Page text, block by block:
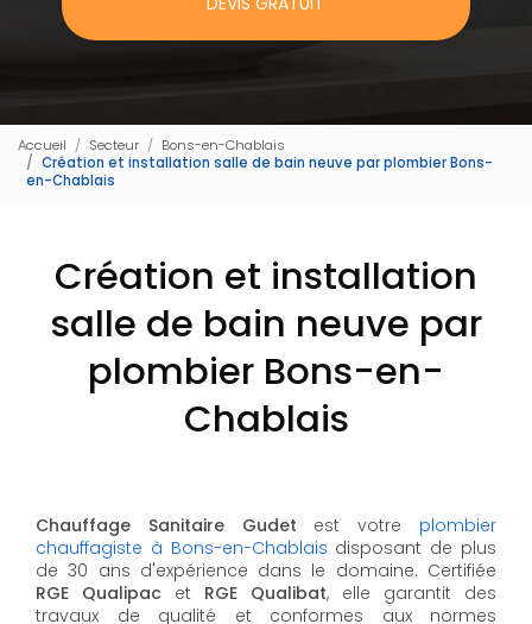
Accueil Secteur
Bons-en-Chablais
Création et installation salle de bain neuve par plombier Bons-
en-Chablais
Création et installation
salle de bain neuve par
plombier Bons-en-
Chablais
Chauffage Sanitaire Gudet est votre plombier
chauffagiste à Bons-en-Chablais disposant de plus
de 30 ans d'expérience dans le domaine. Certifiée
RGE Qualipac et RGE Qualibat, elle garantit des
travaux de qualité et conformes aux normes